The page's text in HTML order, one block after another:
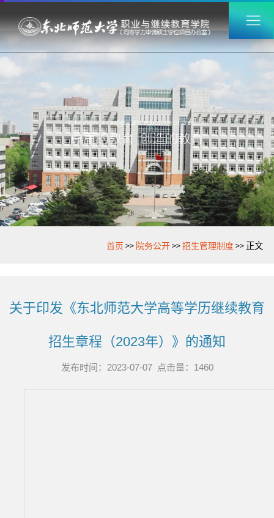
首页 >> 院务公开>>招生管理制度>> 正文
关于印发《东北师范大学高等学历继续教育
招生章程（2023年）》的通知
发布时间：2023-07-07 点击量： 1460